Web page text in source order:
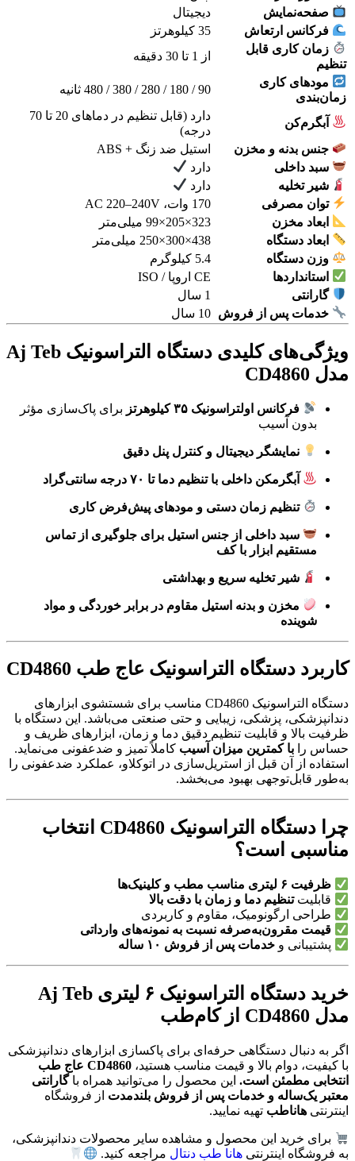
صفحه‌نمایش
دیجیتال
فرکانس ارتعاش
35 کیلوهرتز
زمان کاری قابل
تنظیم
از 1 تا 30 دقیقه
مودهای کاری
زمان‌بندی
90 / 180 / 280 / 380 / 480 ثانیه
آبگرم‌کن
دارد (قابل تنظیم در دماهای 20 تا 70
درجه)
جنس بدنه و مخزن
استیل ضد زنگ + ABS
سبد داخلی
دارد
شیر تخلیه
دارد
توان مصرفی
170 وات، AC 220–240V
ابعاد مخزن
323×205×99 میلی‌متر
ابعاد دستگاه
438×300×250 میلی‌متر
وزن دستگاه
5.4 کیلوگرم
استانداردها
CE اروپا / ISO
گارانتی
1 سال
خدمات پس از فروش 10 سال
ویژگی‌های کلیدی دستگاه التراسونیک Aj Teb
مدل CD4860
فرکانس اولتراسونیک ۳۵ کیلوهرتز
برای پاک‌سازی مؤثر
بدون آسیب
نمایشگر دیجیتال و کنترل پنل دقیق
آبگرمکن داخلی با تنظیم دما تا ۷۰ درجه سانتی‌گراد
تنظیم زمان دستی و مودهای پیش‌فرض کاری
سبد داخلی از جنس استیل برای جلوگیری از تماس
مستقیم ابزار با کف
شیر تخلیه سریع و بهداشتی
مخزن و بدنه استیل مقاوم در برابر خوردگی و مواد
شوینده
کاربرد دستگاه التراسونیک عاج طب CD4860
دستگاه التراسونیک CD4860 مناسب برای شستشوی ابزارهای
دندانپزشکی، پزشکی، زیبایی و حتی صنعتی می‌باشد. این دستگاه با
ظرفیت بالا و قابلیت تنظیم دقیق دما و زمان، ابزارهای ظریف و
حساس را با کمترین میزان آسیب کاملاً تمیز و ضدعفونی می‌نماید.
استفاده از آن قبل از استریل‌سازی در اتوکلاو، عملکرد ضدعفونی را
به‌طور قابل‌توجهی بهبود می‌بخشد.
چرا دستگاه التراسونیک CD4860 انتخاب
مناسبی است؟
ظرفیت ۶ لیتری مناسب مطب و کلینیک‌ها
قابلیتتنظیم دما و زمان با دقت بالا
طراحی ارگونومیک، مقاوم و کاربردی
قیمت مقرون‌به‌صرفه نسبت به نمونه‌های وارداتی
پشتیبانی وخدمات پس از فروش ۱۰ ساله
خرید دستگاه التراسونیک ۶ لیتری Aj Teb
مدل CD4860 از کام‌طب
اگر به دنبال دستگاهی حرفه‌ای برای پاکسازی ابزارهای دندانپزشکی
با کیفیت، دوام بالا و قیمت مناسب هستید،
CD4860 عاج طب
انتخابی مطمئن است. این محصول را می‌توانید همراه باگارانتی
معتبر یک‌ساله و خدمات پس از فروش بلندمدت از فروشگاه
اینترنتی هاناطب تهیه نمایید.
برای خرید این محصول و مشاهده سایر محصولات دندانپزشکی،
به فروشگاه اینترنتی هانا طب دنتال مراجعه کنید.